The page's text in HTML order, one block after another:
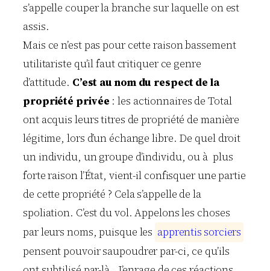
s’appelle couper la branche sur laquelle on est
assis.
Mais ce n’est pas pour cette raison bassement
utilitariste qu’il faut critiquer ce genre
d’attitude. C’est au nom du respect de la
propriété privée : les actionnaires de Total
ont acquis leurs titres de propriété de manière
légitime, lors d’un échange libre. De quel droit
un individu, un groupe d’individu, ou à plus
forte raison l’État, vient-il confisquer une partie
de cette propriété ? Cela s’appelle de la
spoliation. C’est du vol. Appelons les choses
par leurs noms, puisque les apprentis sorciers
pensent pouvoir saupoudrer par-ci, ce qu’ils